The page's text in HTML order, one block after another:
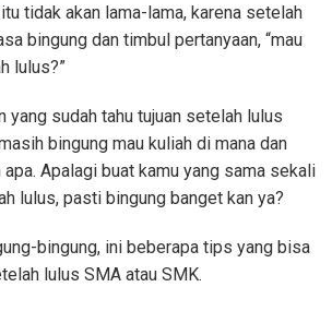
tidak akan lama-lama, karena setelah
bingung dan timbul pertanyaan, “mau
lulus?”
yang sudah tahu tujuan setelah lulus
bingung mau kuliah di mana dan
Apalagi buat kamu yang sama sekali
lulus, pasti bingung banget kan ya?
bingung, ini beberapa tips yang bisa
lulus SMA atau SMK.